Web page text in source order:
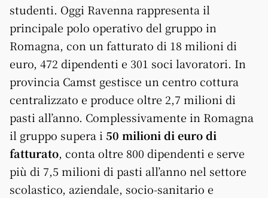
studenti. Oggi Ravenna rappresenta il
principale polo operativo del gruppo in
Romagna, con un fatturato di 18 milioni di
euro, 472 dipendenti e 301 soci lavoratori. In
provincia Camst gestisce un centro cottura
centralizzato e produce oltre 2,7 milioni di
pasti all’anno. Complessivamente in Romagna
il gruppo supera i 50 milioni di euro di
fatturato, conta oltre 800 dipendenti e serve
più di 7,5 milioni di pasti all’anno nel settore
scolastico, aziendale, socio-sanitario e